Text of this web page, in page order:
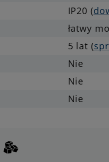
IP20 (
łatwy
5 lat (
Nie
Nie
Nie